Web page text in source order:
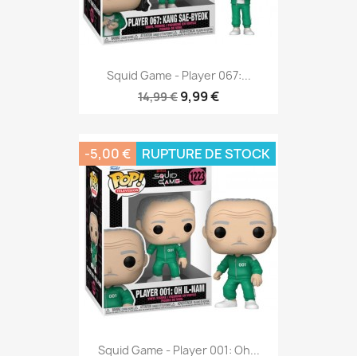
Squid Game - Player 067:...
14,99 € 9,99 €
Squid Game - Player 001: Oh...
-5,00 € RUPTURE DE STOCK